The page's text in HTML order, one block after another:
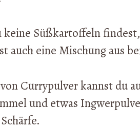
keine Süßkartoffeln
auch eine Mischung aus
Currypulver kannst du
und etwas